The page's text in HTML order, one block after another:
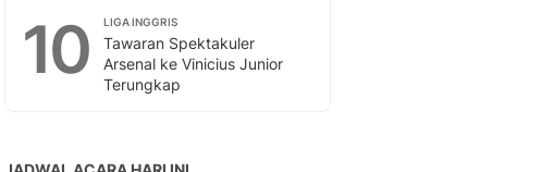
10 LIGA INGGRIS
Tawaran Spektakuler
Arsenal ke Vinicius Junior
Terungkap